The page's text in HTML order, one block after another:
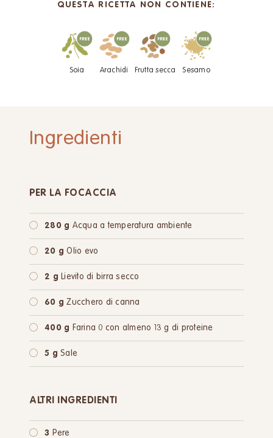
QUESTA RICETTA NON CONTIENE:
Soia Arachidi Frutta secca Sesamo
Ingredienti
PER LA FOCACCIA
280 g Acqua a temperatura ambiente
20 g Olio evo
2 g Lievito di birra secco
60 g Zucchero di canna
400 g Farina 0 con almeno 13 g di proteine
5 g Sale
ALTRI INGREDIENTI
3 Pere